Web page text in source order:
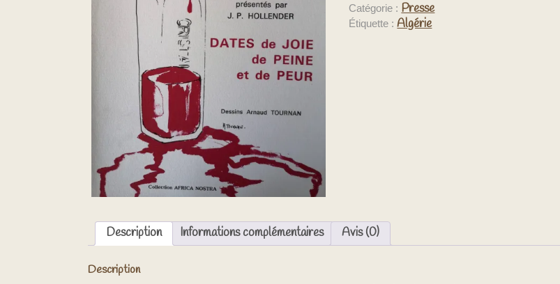
Catégorie : Presse
Étiquette :Algérie
Description Informations complémentaires Avis (0)
Description